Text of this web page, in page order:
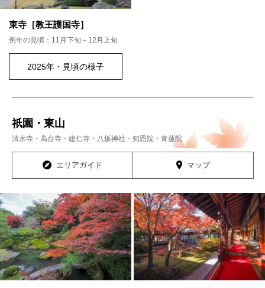
東寺［教王護国寺］
例年の見頃：11月下旬～12月上旬
2025年・見頃の様子
祇園・東山
清水寺・高台寺・建仁寺・八坂神社・知恩院・青蓮院
エリアガイド マップ